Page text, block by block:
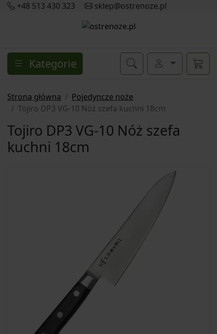
+48 513 430 323 sklep@ostrenoze.pl
Kategorie
Strona główna
Pojedyncze noże
Tojiro DP3 VG-10 Nóż szefa kuchni 18cm
Tojiro DP3 VG-10 Nóż szefa
kuchni 18cm